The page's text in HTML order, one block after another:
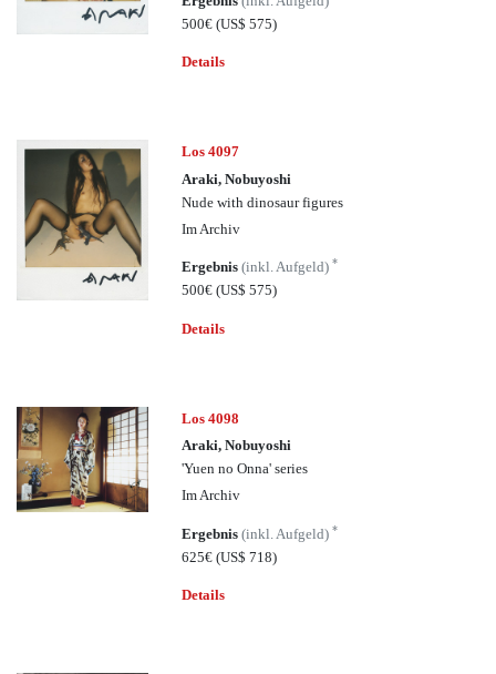
500€(US$ 575)
Details
Los 4097
Araki, Nobuyoshi
Nude with dinosaur figures
Im Archiv
Ergebnis(inkl. Aufgeld)*
500€(US$ 575)
Details
Los 4098
Araki, Nobuyoshi
'Yuen no Onna' series
Im Archiv
Ergebnis(inkl. Aufgeld)*
625€(US$ 718)
Details